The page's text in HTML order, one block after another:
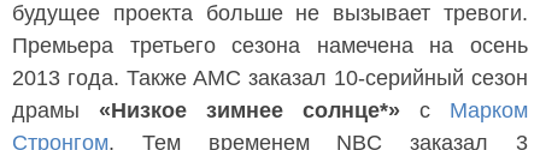
будущее проекта больше не вызывает тревоги.
Премьера третьего сезона намечена на осень
2013 года. Также AMC заказал 10-серийный сезон
драмы «Низкое зимнее солнце*» с Марком
Стронгом. Тем временем NBC заказал 3